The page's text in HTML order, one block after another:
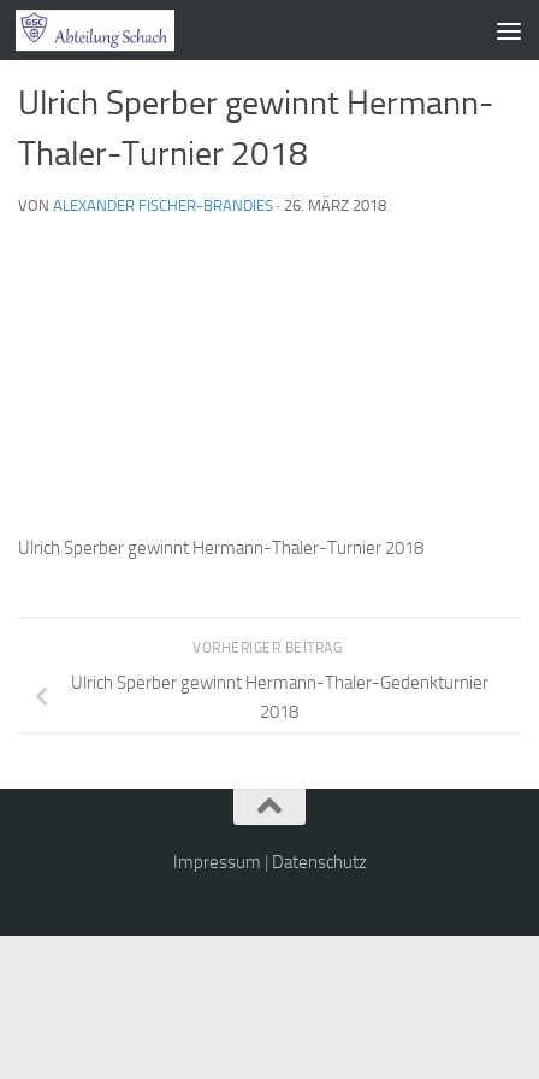
Zum Inhalt springen
Ulrich Sperber gewinnt Hermann-
Thaler-Turnier 2018
VON ALEXANDER FISCHER-BRANDIES · 26. MÄRZ 2018
Ulrich Sperber gewinnt Hermann-Thaler-Turnier 2018
VORHERIGER BEITRAG
Ulrich Sperber gewinnt Hermann-Thaler-Gedenkturnier
2018
Impressum | Datenschutz